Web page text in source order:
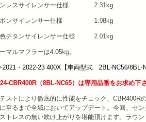
ンレスサイレンサー仕様 2.31kg
ボンサイレンサー仕様 1.98kg
色チタンサイレンサー仕様 2.01kg
ルマフラーは4.05kg。
・2022-23 400X【車両型式 2BL-NC56/8BL-
CBR400R（8BL-NC65）は専用品番をお求め下さ
ストにより徹底的に性能をチェック、CBR400R
至るまで全域においてアップデート。今回、セ
トレスの無い吹け上がりを堪能頂けます。ラウ